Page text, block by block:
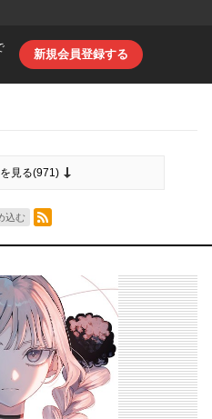
新規会員登録する
見る(971 )
込む
RSSフィード